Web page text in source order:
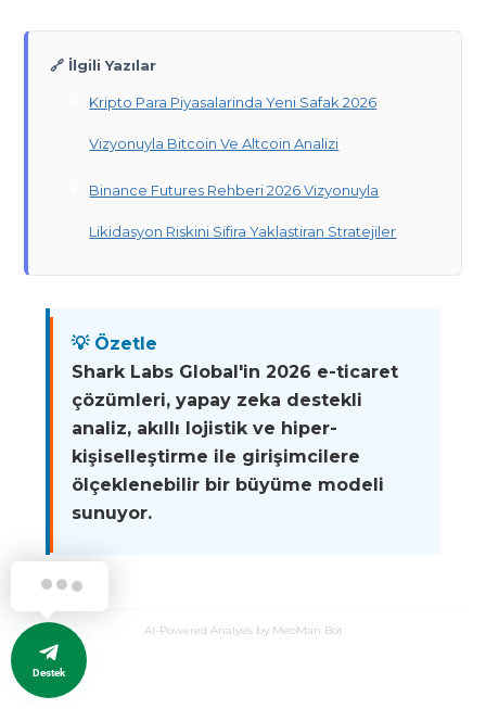
🔗 İlgili Yazılar
Kripto Para Piyasalarinda Yeni Safak 2026
Vizyonuyla Bitcoin Ve Altcoin Analizi
Binance Futures Rehberi 2026 Vizyonuyla
Likidasyon Riskini Sifira Yaklastiran Stratejiler
💡 Özetle
Shark Labs Global'in 2026 e-ticaret
çözümleri, yapay zeka destekli
analiz, akıllı lojistik ve hiper-
kişiselleştirme ile girişimcilere
ölçeklenebilir bir büyüme modeli
sunuyor.
AI-Powered Analysis by MeoMan Bot
Destek